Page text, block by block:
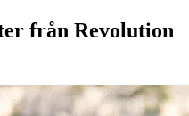
från Revolution